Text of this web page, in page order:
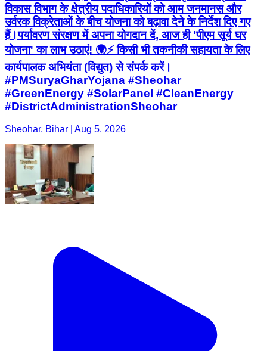
विकास विभाग के क्षेत्रीय पदाधिकारियों को आम जनमानस और
उर्वरक विक्रेताओं के बीच योजना को बढ़ावा देने के निर्देश दिए गए
हैं। ​पर्यावरण संरक्षण में अपना योगदान दें, आज ही 'पीएम सूर्य घर
योजना' का लाभ उठाएं! 🌍⚡ किसी भी तकनीकी सहायता के लिए
कार्यपालक अभियंता (विद्युत) से संपर्क करें। ​
#PMSuryaGharYojana #Sheohar
#GreenEnergy #SolarPanel #CleanEnergy
#DistrictAdministrationSheohar
Sheohar, Bihar | Aug 5, 2026